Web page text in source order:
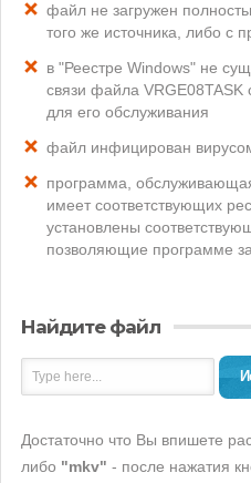
файл не загружен
того же источника, либо с
в "Реестре Windows" не
связи файла VRGE08TASK
для его обслуживания
файл инфицирован
программа,
имеет соответствующих
установлены
позволяющие программе
Найдите файл
Достаточно что Вы впишете
либо "mkv" - после нажатия